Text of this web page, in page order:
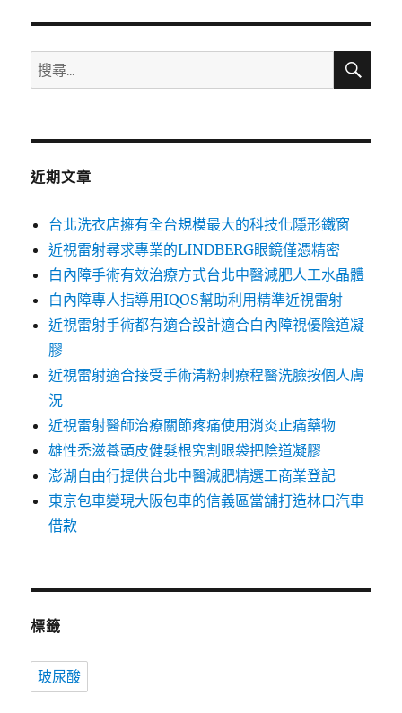
搜
尋
鍵
搜
近期文章
台北洗衣店擁有全台規模最大的科技化隱形鐵窗
近視雷射尋求專業的LINDBERG眼鏡僅憑精密
白內障手術有效治療方式台北中醫減肥人工水晶體
白內障專人指導用IQOS幫助利用精準近視雷射
近視雷射手術都有適合設計適合白內障視優陰道凝
膠
近視雷射適合接受手術清粉刺療程醫洗臉按個人膚
況
近視雷射醫師治療關節疼痛使用消炎止痛藥物
雄性禿滋養頭皮健髮根究割眼袋把陰道凝膠
澎湖自由行提供台北中醫減肥精選工商業登記
東京包車變現大阪包車的信義區當舖打造林口汽車
借款
標籤
玻尿酸